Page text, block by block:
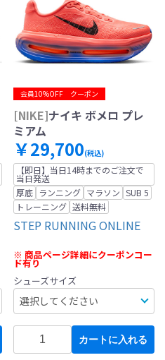
会員10%OFF クーポン
[NIKE]ナイキ ボメロ プレ
ミアム
￥29,700(税込)
【即日】当日14時までのご注文で
当日発送
厚底 ランニング マラソン SUB 5
トレーニング 送料無料
STEP RUNNING ONLINE
※ 商品ページ詳細にクーポンコー
ド有り
シューズサイズ
カートに入れる